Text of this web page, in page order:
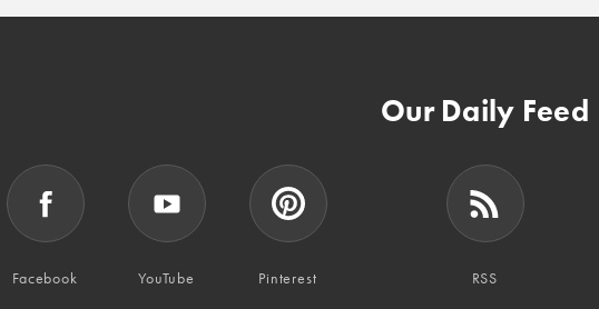
Facebook YouTube Pinterest
Our Daily Feed
RSS